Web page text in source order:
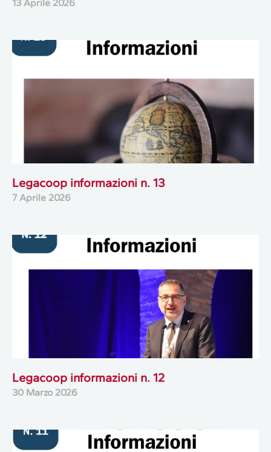
13 Aprile 2026
Legacoop informazioni n. 13
7 Aprile 2026
Legacoop informazioni n. 12
30 Marzo 2026